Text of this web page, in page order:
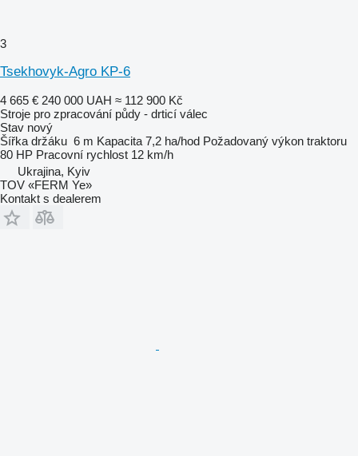
3
Tsekhovyk-Agro KP-6
4 665 € 240 000 UAH ≈ 112 900 Kč
Stroje pro zpracování půdy - drticí válec
Stav nový
Šířka držáku 6 m Kapacita 7,2 ha/hod Požadovaný výkon traktoru
80 HP Pracovní rychlost 12 km/h
Ukrajina, Kyiv
TOV «FERM Ye»
Kontakt s dealerem